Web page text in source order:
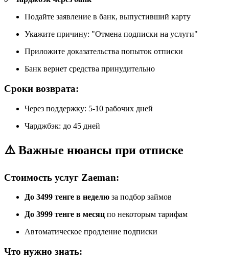
Подайте заявление в банк, выпустивший карту
Укажите причину: "Отмена подписки на услуги"
Приложите доказательства попыток отписки
Банк вернет средства принудительно
Сроки возврата:
Через поддержку: 5-10 рабочих дней
Чарджбэк: до 45 дней
⚠️ Важные нюансы при отписке
Стоимость услуг Zaeman:
До 3499 тенге в неделю за подбор займов
До 3999 тенге в месяц по некоторым тарифам
Автоматическое продление подписки
Что нужно знать: